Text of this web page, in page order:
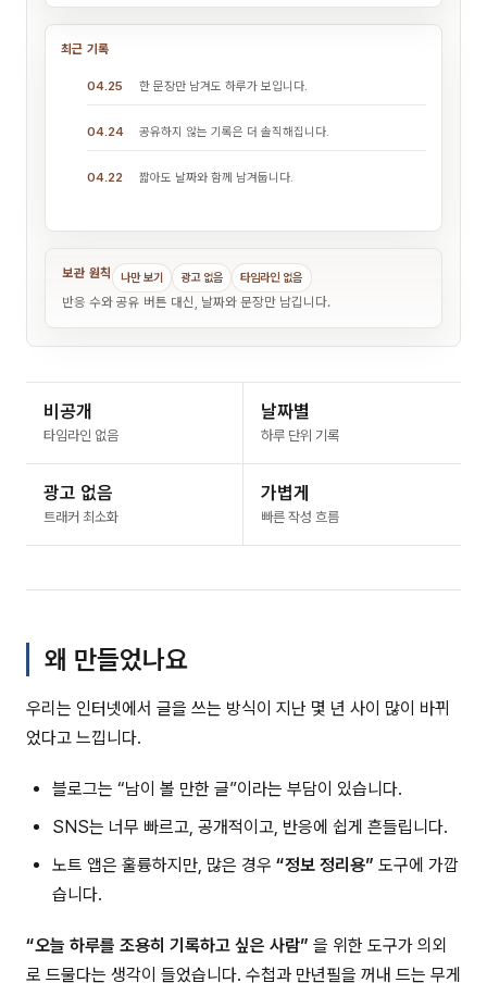
최근 기록
04.25 한 문장만 남겨도 하루가 보입니다.
04.24 공유하지 않는 기록은 더 솔직해집니다.
04.22 짧아도 날짜와 함께 남겨둡니다.
보관 원칙 나만 보기 광고 없음 타임라인 없음
반응 수와 공유 버튼 대신, 날짜와 문장만 남깁니다.
비공개
타임라인 없음
날짜별
하루 단위 기록
광고 없음
트래커 최소화
가볍게
빠른 작성 흐름
왜 만들었나요
우리는 인터넷에서 글을 쓰는 방식이 지난 몇 년 사이 많이 바뀌
었다고 느낍니다.
블로그는 “남이 볼 만한 글”이라는 부담이 있습니다.
SNS는 너무 빠르고, 공개적이고, 반응에 쉽게 흔들립니다.
노트 앱은 훌륭하지만, 많은 경우 “정보 정리용” 도구에 가깝
습니다.
“오늘 하루를 조용히 기록하고 싶은 사람” 을 위한 도구가 의외
로 드물다는 생각이 들었습니다. 수첩과 만년필을 꺼내 드는 무게